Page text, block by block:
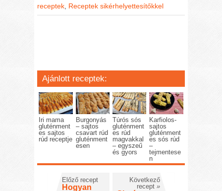
receptek Receptek sikérhelyettesítőkkel
Ajánlott receptek:
Iri mama
gluténment
es sajtos
rúd receptje
Burgonyás
– sajtos
csavart rúd
gluténment
esen
Túrós sós
gluténment
es rúd
magvakkal
– egyszeű
és gyors
Karfiolos-
sajtos
gluténment
es sós rúd
–
tejmentese
n
Előző recept
Hogyan
Következő
recept »